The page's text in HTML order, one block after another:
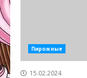
Пирожные
15.02.2024